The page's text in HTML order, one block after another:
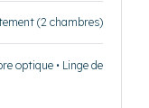
(2 chambres)
optique • Linge de